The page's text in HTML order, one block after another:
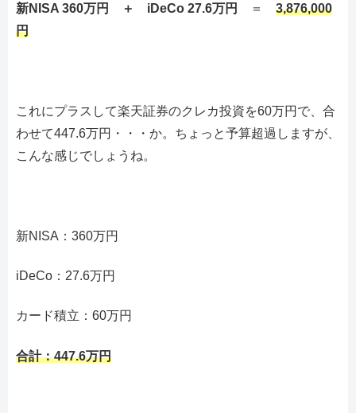
新NISA 360万円 ＋ iDeCo 27.6万円 ＝ 3,876,000
円
これにプラスして楽天証券のクレカ投資を60万円で、合
わせて447.6万円・・・か。ちょっと予算超過しますが、
こんな感じでしょうね。
新NISA：360万円
iDeCo：27.6万円
カード積立：60万円
合計：447.6万円